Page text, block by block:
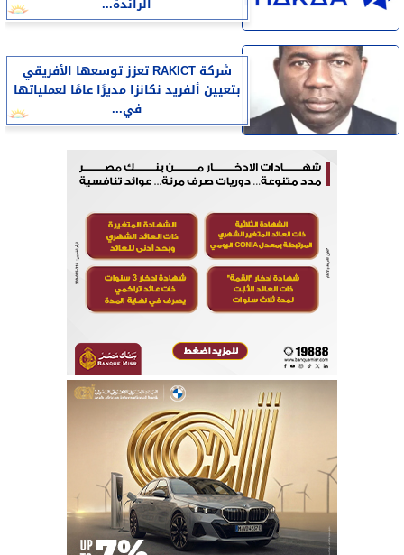
الرائدة...
شركة RAKICT تعزز توسعها الأفريقي
بتعيين ألفريد نكانزا مديرًا عامًا لعملياتها
في...